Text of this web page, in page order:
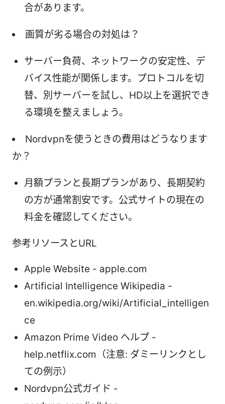
合があります。
画質が劣る場合の対処は？
サーバー負荷、ネットワークの安定性、デ
バイス性能が関係します。プロトコルを切
替、別サーバーを試し、HD以上を選択でき
る環境を整えましょう。
Nordvpnを使うときの費用はどうなります
か？
月額プランと長期プランがあり、長期契約
の方が通常割安です。公式サイトの現在の
料金を確認してください。
参考リソースとURL
Apple Website - apple.com
Artificial Intelligence Wikipedia -
en.wikipedia.org/wiki/Artificial_intelligen
ce
Amazon Prime Video ヘルプ -
help.netflix.com（注意: ダミーリンクとし
ての例示）
Nordvpn公式ガイド -